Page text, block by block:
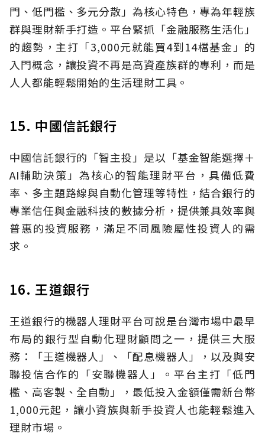
門、低門檻、多元分散」為核心特色，專為年輕族
群與理財新手打造。平台緊抓「金融服務生活化」
的趨勢，主打「3,000元就能買4到14檔基金」的
入門概念，讓投資不再是高資產族群的專利，而是
人人都能輕鬆開始的生活理財工具。
15. 中國信託銀行
中國信託銀行的「智主投」是以「基金智能選擇＋
AI輔助決策」為核心的智能理財平台，具備低費
率、多主題路線與自動化管理等特性，結合銀行的
專業信任與金融科技的數據分析，提供兼具效率與
普惠的投資服務，滿足不同風險屬性投資人的需
求。
16. 王道銀行
王道銀行的機器人理財平台可說是台灣市場中最早
布局的銀行型自動化理財顧問之一，提供三大服
務：「王道機器人」、「配息機器人」，以及與安
聯投信合作的「安聯機器人」。平台主打「低門
檻、高客製、全自動」，最低投入金額僅需新台幣
1,000元起，讓小資族與新手投資人也能輕鬆進入
理財市場。